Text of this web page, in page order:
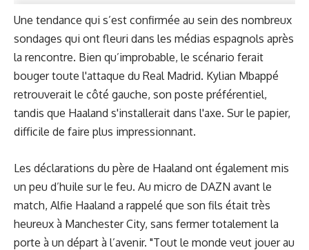
Une tendance qui s’est confirmée au sein des nombreux
sondages qui ont fleuri dans les médias espagnols après
la rencontre. Bien qu’improbable, le scénario ferait
bouger toute l'attaque du Real Madrid. Kylian Mbappé
retrouverait le côté gauche, son poste préférentiel,
tandis que Haaland s'installerait dans l'axe. Sur le papier,
difficile de faire plus impressionnant.
Les déclarations du père de Haaland ont également mis
un peu d’huile sur le feu. Au micro de DAZN avant le
match, Alfie Haaland a rappelé que son fils était très
heureux à Manchester City, sans fermer totalement la
porte à un départ à l’avenir. "Tout le monde veut jouer au